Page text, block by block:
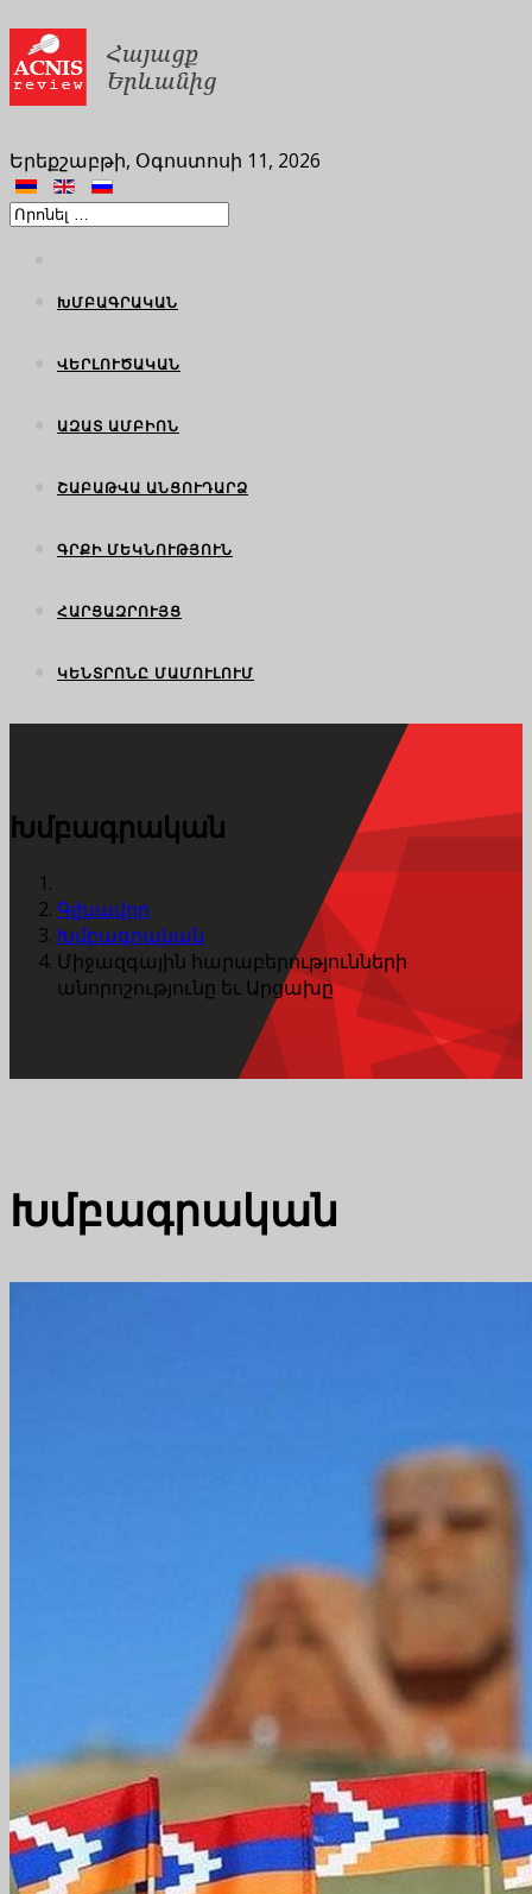
Երեքշաբթի, Օգոստոսի 11, 2026
ԽՄԲԱԳՐԱԿԱՆ
ՎԵՐԼՈՒԾԱԿԱՆ
ԱԶԱՏ ԱՄԲԻՈՆ
ՇԱԲԱԹՎԱ ԱՆՑՈՒԴԱՐՁ
ԳՐՔԻ ՄԵԿՆՈՒԹՅՈՒՆ
ՀԱՐՑԱԶՐՈՒՅՑ
ԿԵՆՏՐՈՆԸ ՄԱՄՈՒԼՈՒՄ
Խմբագրական
Գլխավոր
Խմբագրական
Միջազգային հարաբերությունների
անորոշությունը եւ Արցախը
Խմբագրական